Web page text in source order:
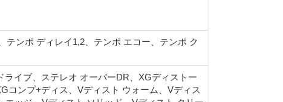
ンポ ディレイ1,2、テンポ エコー、テンポ ク
イブ、ステレオ オーバーDR、XGディストー
コンプ+ディス、Vディスト ウォーム、Vディス